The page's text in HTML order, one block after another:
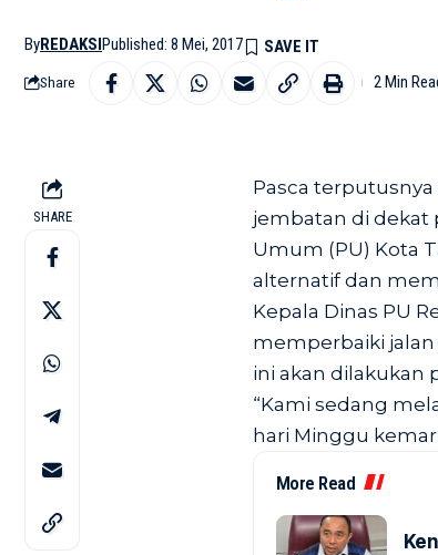
ByREDAKSIPublished: 8 Mei, 2017
Share 2 Min
SHARE
Pasca
jembatan di dekat
Umum (PU) Kota
alternatif dan
Kepala Dinas PU
memperbaiki
ini akan dilakukan
“Kami sedang
hari Minggu
More Read